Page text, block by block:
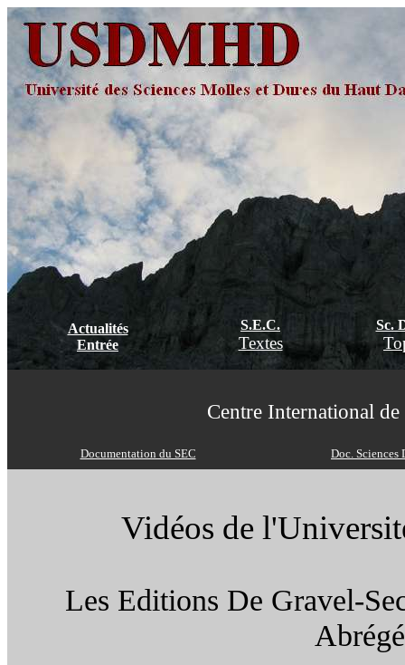
Actualités
Entrée
S.E.C.
Textes
Sc.
Centre International
Documentation du SEC Doc. Sciences
Vidéos de
Les Editions De Gravel-